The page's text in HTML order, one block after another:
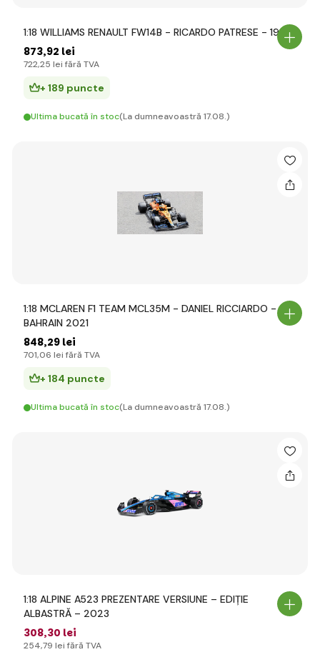
1:18 WILLIAMS RENAULT FW14B - RICARDO PATRESE - 1992
873,92 lei
722,25 lei fără TVA
+ 189 puncte
Ultima bucată în stoc(La dumneavoastră 17.08.)
1:18 MCLAREN F1 TEAM MCL35M - DANIEL RICCIARDO - GP
BAHRAIN 2021
848,29 lei
701,06 lei fără TVA
+ 184 puncte
Ultima bucată în stoc(La dumneavoastră 17.08.)
1:18 ALPINE A523 PREZENTARE VERSIUNE – EDIȚIE
ALBASTRĂ – 2023
308,30 lei
254,79 lei fără TVA